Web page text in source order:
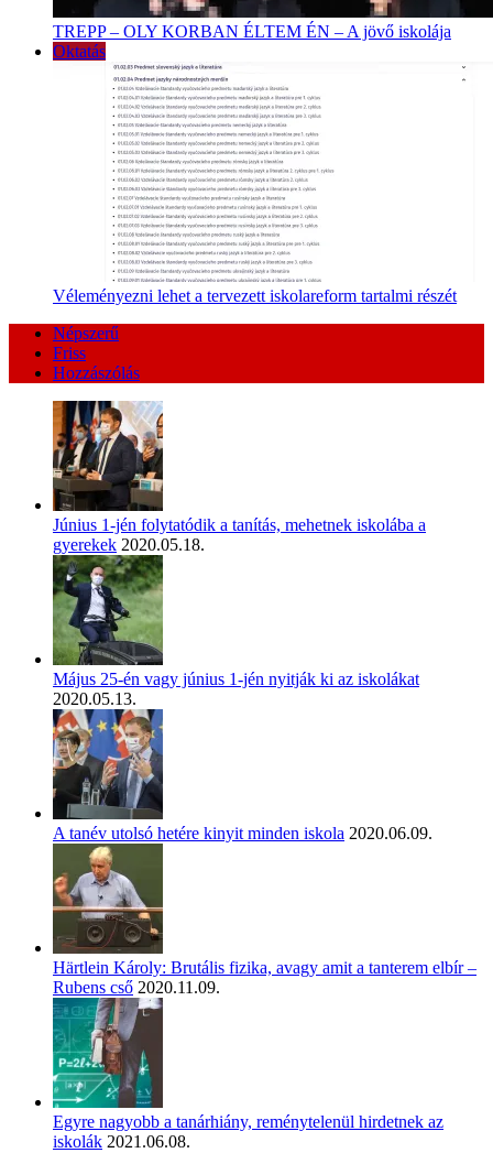
TREPP – OLY KORBAN ÉLTEM ÉN – A jövő iskolája
Oktatás
Véleményezni lehet a tervezett iskolareform tartalmi részét
Népszerű
Friss
Hozzászólás
Június 1-jén folytatódik a tanítás, mehetnek iskolába a
gyerekek 2020.05.18.
Május 25-én vagy június 1-jén nyitják ki az iskolákat
2020.05.13.
A tanév utolsó hetére kinyit minden iskola 2020.06.09.
Härtlein Károly: Brutális fizika, avagy amit a tanterem elbír –
Rubens cső 2020.11.09.
Egyre nagyobb a tanárhiány, reménytelenül hirdetnek az
iskolák 2021.06.08.